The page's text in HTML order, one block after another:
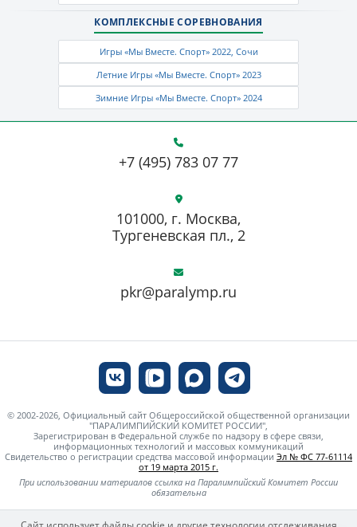
КОМПЛЕКСНЫЕ СОРЕВНОВАНИЯ
Игры «Мы Вместе. Спорт» 2022, Сочи
Летние Игры «Мы Вместе. Спорт» 2023
Зимние Игры «Мы Вместе. Спорт» 2024
+7 (495) 783 07 77
pkr@paralymp.ru
101000, г. Москва,
Тургеневская пл., 2
© 2002-2026, Официальный сайт Общероссийской общественной организации
"ПАРАЛИМПИЙСКИЙ КОМИТЕТ РОССИИ",
Зарегистрирован в Федеральной службе по надзору в сфере связи,
информационных технологий и массовых коммуникаций
Свидетельство о регистрации средства массовой информации Эл № ФС 77-61114
от 19 марта 2015 г.
При использовании материалов ссылка на Паралимпийский Комитет России
обязательна